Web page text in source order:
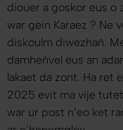
diouer a goskor eus o
war gein Karaez ? Ne
diskoulm diwezhañ.
damheñvel eus an
lakaet da zont. Ha ret
2025 evit ma vije
war ur post n’eo ket